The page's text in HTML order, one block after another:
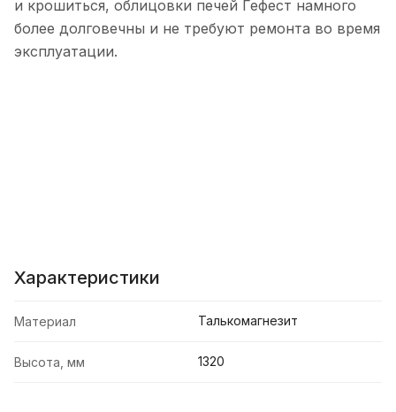
и крошиться, облицовки печей Гефест намного
более долговечны и не требуют ремонта во время
эксплуатации.
Характеристики
Материал Талькомагнезит
Высота, мм 1320